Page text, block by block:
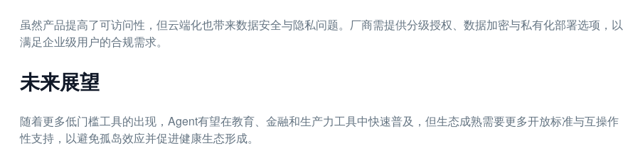
虽然产品提高了可访问性，但云端化也带来数据安全与隐私问题。厂商需提供分级授权、数据加密与私有化部署选项，以
满足企业级用户的合规需求。
未来展望
随着更多低门槛工具的出现，Agent有望在教育、金融和生产力工具中快速普及，但生态成熟需要更多开放标准与互操作
性支持，以避免孤岛效应并促进健康生态形成。